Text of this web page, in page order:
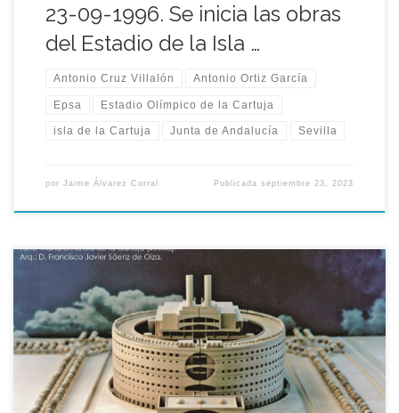
23-09-1996. Se inicia las obras
del Estadio de la Isla …
Antonio Cruz Villalón Antonio Ortiz García
Epsa Estadio Olímpico de la Cartuja
isla de la Cartuja Junta de Andalucía Sevilla
por Jaime Álvarez Corral Publicadaseptiembre 23, 2023
En el acto de presentación intervino en primer lugar José
Ramón Moreno, director general de Arquitectura y Vivienda
de la Consejería de Obras Públicas y Transportes, quien
explicó que años atrás coincidió con el señor Francisco Javier
Sáenz de Oiza en un vuelo y le preguntó si le gustaría hacer […]